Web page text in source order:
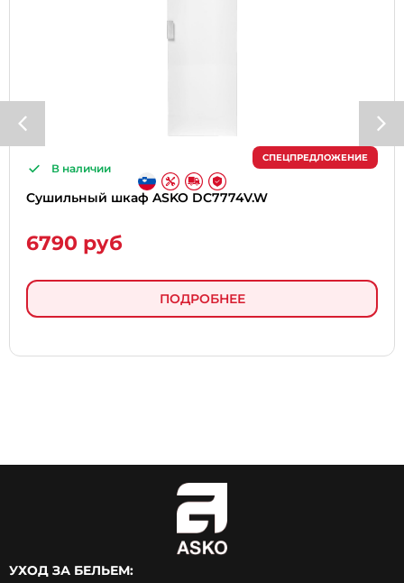
В наличии
СПЕЦПРЕДЛОЖЕНИЕ
Cушильный шкаф ASKO DC7774V.W
6790 руб
ПОДРОБНЕЕ
УХОД ЗА БЕЛЬЕМ: